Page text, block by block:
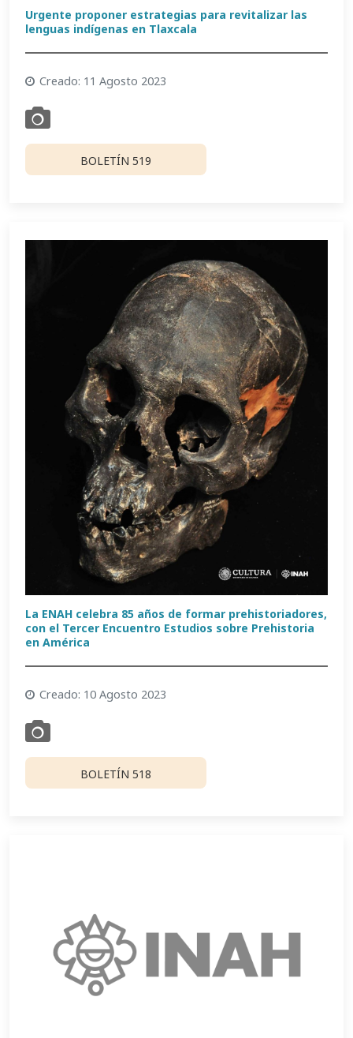
Urgente proponer estrategias para revitalizar las
lenguas indígenas en Tlaxcala
Creado: 11 Agosto 2023
BOLETÍN 519
La ENAH celebra 85 años de formar prehistoriadores,
con el Tercer Encuentro Estudios sobre Prehistoria
en América
Creado: 10 Agosto 2023
BOLETÍN 518